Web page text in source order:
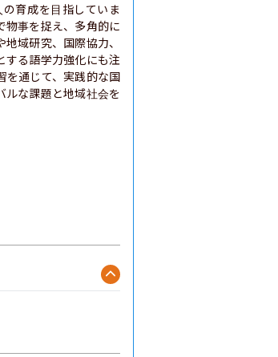
育成を目指していま
物事を捉え、多角的に
域研究、国際協力、
する語学力強化にも注
を通じて、実践的な国
ルな課題と地域社会を